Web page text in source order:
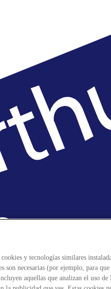
y tecnologías similares
son necesarias (por ejemplo, para
aquellas que analizan el uso de